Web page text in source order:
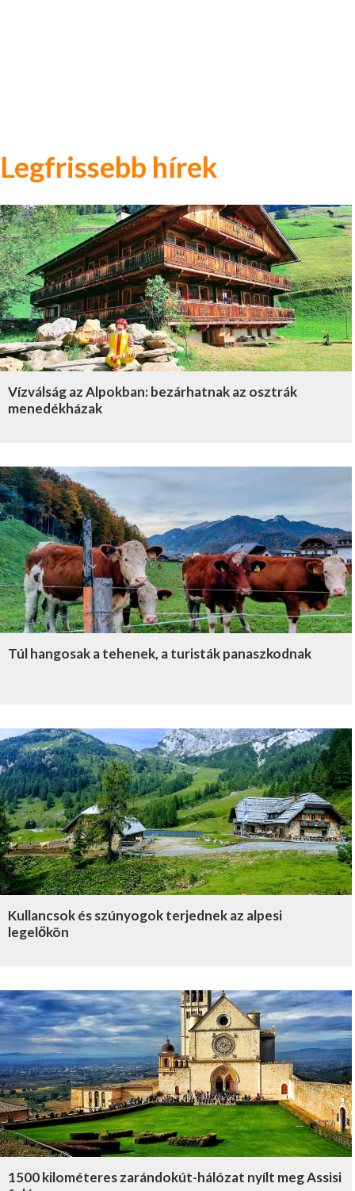
Legfrissebb hírek
Vízválság az Alpokban: bezárhatnak az osztrák
menedékházak
Túl hangosak a tehenek, a turisták panaszkodnak
Kullancsok és szúnyogok terjednek az alpesi
legelőkön
1500 kilométeres zarándokút-hálózat nyílt meg Assisi